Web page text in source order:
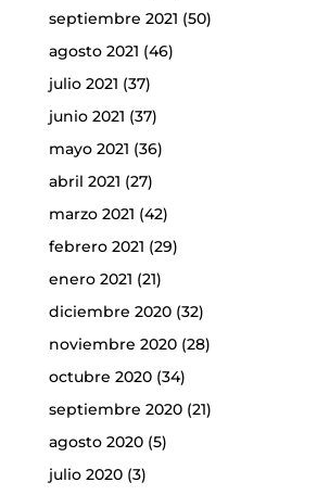
septiembre 2021 (50)
agosto 2021 (46)
julio 2021 (37)
junio 2021 (37)
mayo 2021 (36)
abril 2021 (27)
marzo 2021 (42)
febrero 2021 (29)
enero 2021 (21)
diciembre 2020(32)
noviembre 2020(28)
octubre 2020(34)
septiembre 2020(21)
agosto 2020(5)
julio 2020(3)